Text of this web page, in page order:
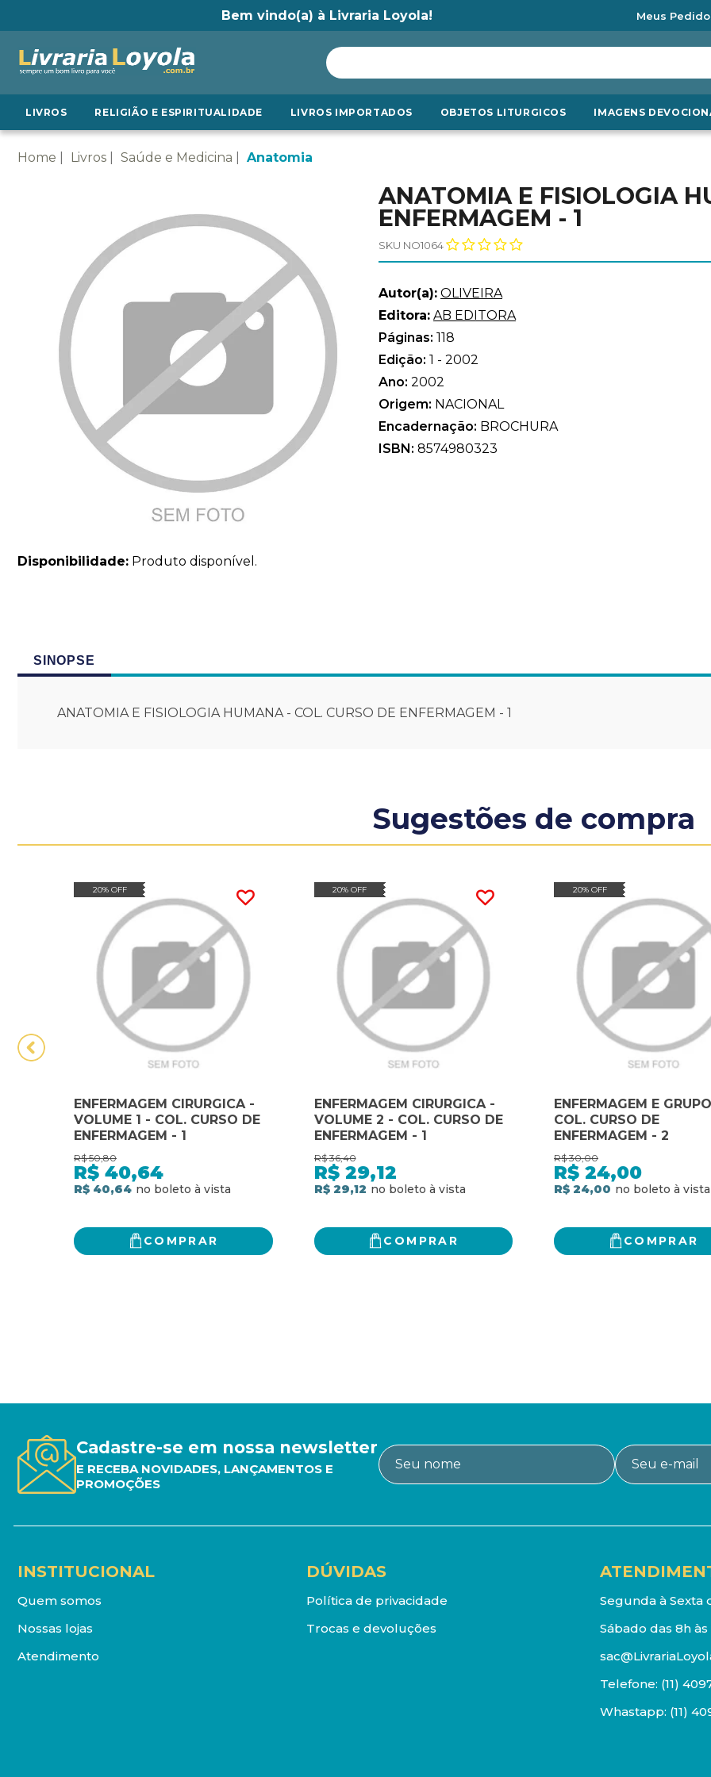
Bem vindo(a) à Livraria Loyola! Meus
LIVROS RELIGIÃO E ESPIRITUALIDADE LIVROS IMPORTADOS OBJETOS LITURGICOS IMAGENS
Home Livros Saúde e Medicina Anatomia
Disponibilidade: Produto disponível.
ANATOMIA E FISIOLOGIA
ENFERMAGEM - 1
SKU NO1064
Autor(a): OLIVEIRA
Editora: AB EDITORA
Páginas: 118
Edição: 1 - 2002
Ano: 2002
Origem: NACIONAL
Encadernação: BROCHURA
ISBN: 8574980323
SINOPSE
ANATOMIA E FISIOLOGIA HUMANA - COL. CURSO DE ENFERMAGEM - 1
Sugestões de compra
20% OFF
ENFERMAGEM CIRURGICA -
VOLUME 1 - COL. CURSO DE
ENFERMAGEM - 1
R$ 50,80
R$ 40,64
R$ 40,64
COMPRAR
20% OFF
ENFERMAGEM CIRURGICA -
VOLUME 2 - COL. CURSO DE
ENFERMAGEM - 1
R$ 36,40
R$ 29,12
R$ 29,12
COMPRAR
20% OFF
ENFERMAGEM E
COL. CURSO DE
ENFERMAGEM - 2
R$ 30,00
R$ 24,00
R$ 24,00
COMPRAR
Cadastre-se em nossa newsletter
E RECEBA NOVIDADES, LANÇAMENTOS E
PROMOÇÕES
INSTITUCIONAL
Quem somos
Nossas lojas
Atendimento
DÚVIDAS
Política de privacidade
Trocas e devoluções
Segunda à Sexta
Sábado das 8h às
Telefone: (11)
Whastapp: (11)